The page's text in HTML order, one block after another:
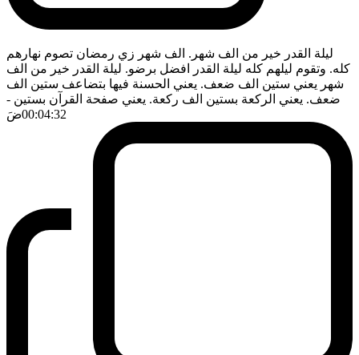
ليلة القدر خير من الف شهر. الف شهر زي رمضان تصوم نهارهم
كله. وتقوم ليلهم كله ليلة القدر افضل برضو. ليلة القدر خير من الف
شهر يعني ستين الف ضعف. يعني الحسنة فيها بتضاعف ستين الف
ضعف. يعني الركعة بستين الف ركعة. يعني صفحة القرآن بستين -
00:04:32ضَ